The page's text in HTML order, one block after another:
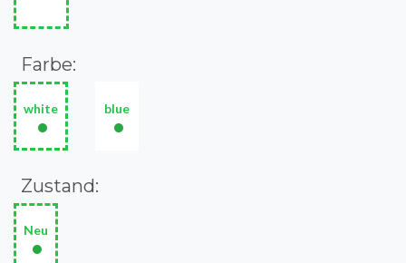
Farbe:
white
•
blue
•
Zustand:
Neu
•